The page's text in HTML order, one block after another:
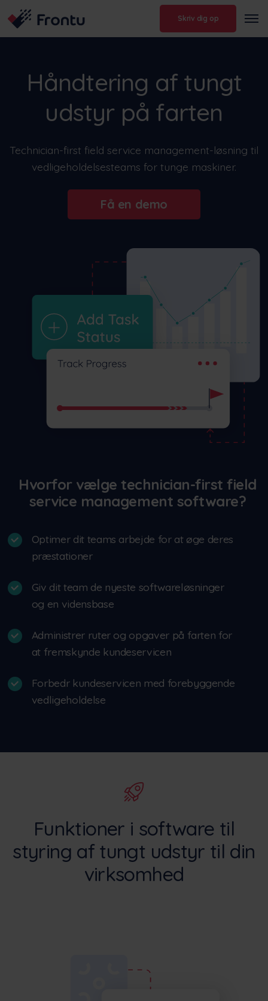
Skriv dig op
Håndtering af tungt
udstyr på farten
Technician-first field service management-løsning til
vedligeholdelsesteams for tunge maskiner.
Få en demo
Hvorfor vælge technician-first field
service management software?
Optimer dit teams arbejde for at øge deres
præstationer
Giv dit team de nyeste softwareløsninger
og en vidensbase
Administrer ruter og opgaver på farten for
at fremskynde kundeservicen
Forbedr kundeservicen med forebyggende
vedligeholdelse
Funktioner i software til
styring af tungt udstyr til din
virksomhed